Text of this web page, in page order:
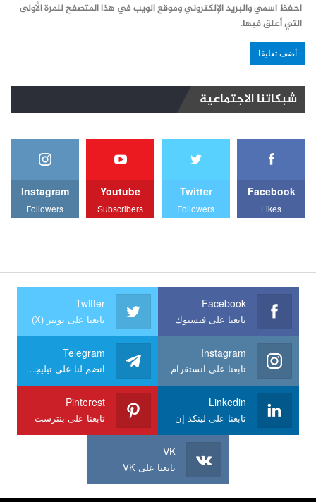
احفظ اسمي والبريد الإلكتروني وموقع الويب في هذا المتصفح للمرة الأولى
التي أعلق فيها.
شبكاتنا الاجتماعية
Facebook
Likes
Twitter
Followers
Youtube
Subscribers
Instagram
Followers
Facebook
تابعنا على فيسبوك
Twitter
تابعنا على تويتر (X)
Instagram
تابعنا على انستقرام
Telegram
انضم لنا على تيليجرام
Linkedin
تابعنا على لينكد إن
Pinterest
تابعنا على بنترست
VK
تابعنا على VK